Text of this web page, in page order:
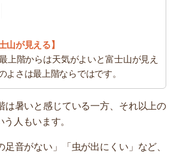
山が見える】
上階からは天気がよいと富士山が見え
よさは最上階ならではです。
は暑いと感じている一方、それ以上の
人もいます。
足音がない」「虫が出にくい」など、